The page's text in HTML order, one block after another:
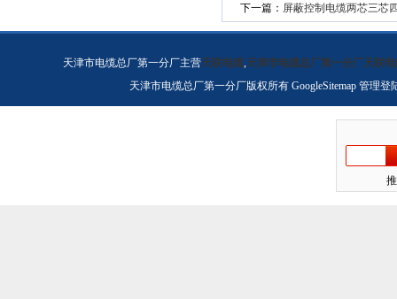
下一篇： 屏蔽控制电缆两芯三芯
天津市电缆总厂第一分厂主营天联电缆,天津市电缆总厂第一分厂天联电
天津市电缆总厂第一分厂版权所有 GoogleSitemap 管理登